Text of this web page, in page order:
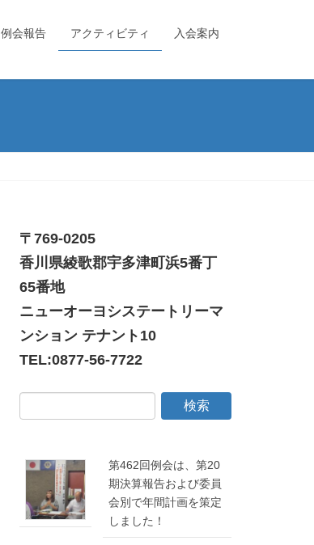
例会報告 アクティビティ 入会案内
〒769-0205
香川県綾歌郡宇多津町浜5番丁
65番地
ニューオーヨシステートリーマ
ンション テナント10
TEL:0877-56-7722
第462回例会は、第20
期決算報告および委員
会別で年間計画を策定
しました！